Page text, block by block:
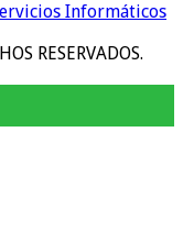
Informáticos
RESERVADOS.